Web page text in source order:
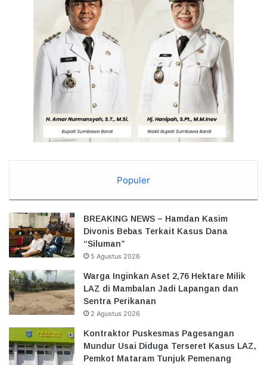
Populer
BREAKING NEWS – Hamdan Kasim
Divonis Bebas Terkait Kasus Dana
“Siluman”
5 Agustus 2026
Warga Inginkan Aset 2,76 Hektare Milik
LAZ di Mambalan Jadi Lapangan dan
Sentra Perikanan
2 Agustus 2026
Kontraktor Puskesmas Pagesangan
Mundur Usai Diduga Terseret Kasus LAZ,
Pemkot Mataram Tunjuk Pemenang